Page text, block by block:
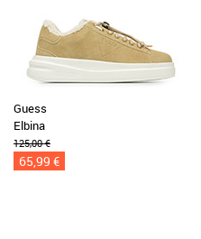
Guess
Elbina
125,00 €
65,99 €